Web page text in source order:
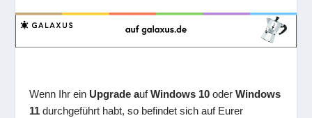
Wenn Ihr ein Upgrade aufWindows 10 oderWindows
11 durchgeführt habt, so befindet sich auf Eurer